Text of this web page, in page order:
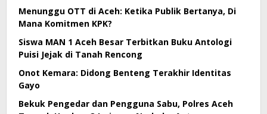
Menunggu OTT di Aceh: Ketika Publik Bertanya, Di
Mana Komitmen KPK?
Siswa MAN 1 Aceh Besar Terbitkan Buku Antologi
Puisi Jejak di Tanah Rencong
Onot Kemara: Didong Benteng Terakhir Identitas
Gayo
Bekuk Pengedar dan Pengguna Sabu, Polres Aceh